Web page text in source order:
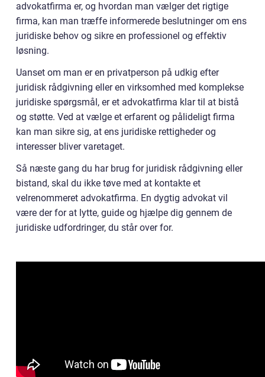
advokatfirma er, og hvordan man vælger det rigtige
firma, kan man træffe informerede beslutninger om ens
juridiske behov og sikre en professionel og effektiv
løsning.
Uanset om man er en privatperson på udkig efter
juridisk rådgivning eller en virksomhed med komplekse
juridiske spørgsmål, er et advokatfirma klar til at bistå
og støtte. Ved at vælge et erfarent og pålideligt firma
kan man sikre sig, at ens juridiske rettigheder og
interesser bliver varetaget.
Så næste gang du har brug for juridisk rådgivning eller
bistand, skal du ikke tøve med at kontakte et
velrenommeret advokatfirma. En dygtig advokat vil
være der for at lytte, guide og hjælpe dig gennem de
juridiske udfordringer, du står over for.